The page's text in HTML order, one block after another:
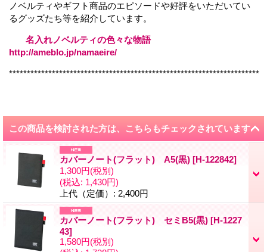
ノベルティやギフト商品のエピソードや好評をいただいてい
るグッズたち等を紹介しています。
名入れノベルティの色々な物語
http://ameblo.jp/namaeire/
**********************************************************************
この商品を検討された方は、こちらもチェックされています
カバーノート(フラット) A5(黒) [H-122842]
1,300円(税別)
(税込: 1,430円)
上代（定価） : 2,400円
カバーノート(フラット) セミB5(黒) [H-1227
43]
1,580円(税別)